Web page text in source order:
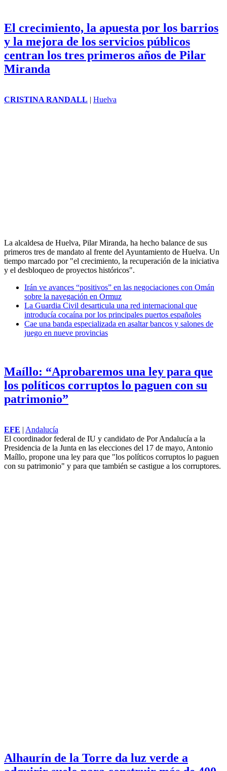
El crecimiento, la apuesta por los barrios
y la mejora de los servicios públicos
centran los tres primeros años de Pilar
Miranda
CRISTINA RANDALL | Huelva
La alcaldesa de Huelva, Pilar Miranda, ha hecho balance de sus
primeros tres de mandato al frente del Ayuntamiento de Huelva. Un
tiempo marcado por "el crecimiento, la recuperación de la iniciativa
y el desbloqueo de proyectos históricos".
introducía cocaína por los principales puertos españoles
Cae una banda especializada en asaltar bancos y salones de
juego en nueve provincias
Maíllo: “Aprobaremos una ley para que
los políticos corruptos lo paguen con su
patrimonio”